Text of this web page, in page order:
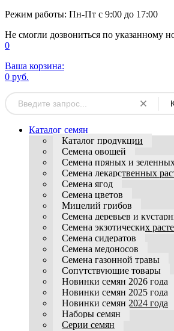
Режим работы: Пн-Пт с 9:00 до 17:00
Не смогли дозвониться по указанному
0
Ваша корзина:
0 руб.
Каталог семян
Каталог продукции
Семена овощей
Семена пряных и
Семена лекарственных
Семена ягод
Семена цветов
Мицелий грибов
Семена деревьев и
Семена экзотических
Семена сидератов
Семена медоносов
Семена газонной травы
Сопутствующие товары
Новинки семян 2026 года
Новинки семян 2025 года
Новинки семян 2024 года
Наборы семян
Серии семян